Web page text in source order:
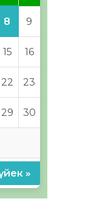
8 9
15 16
22 23
29 30
»